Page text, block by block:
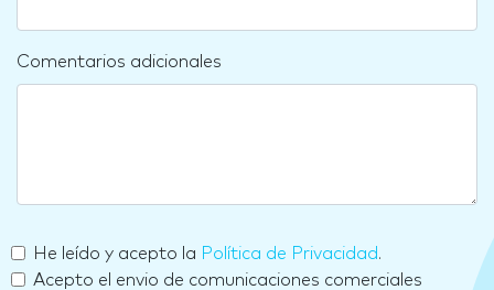
Comentarios adicionales
He leído y acepto la Política de Privacidad.
Acepto el envio de comunicaciones comerciales